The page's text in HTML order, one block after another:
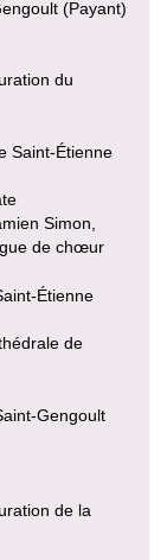
(Payant)
du
Saint-Étienne
Simon,
de chœur
Étienne
de
Gengoult
de la